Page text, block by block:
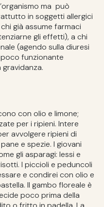
ma può
in soggetti allergici
già assume farmaci
gli effetti), a chi
(agendo sulla diuresi
funzionante
con olio e limone;
per i ripieni. Intere
avvolgere ripieni di
e spezie. I giovani
gli asparagi: lessi e
I piccioli e peduncoli
e condirei con olio e
Il gambo floreale è
poco prima della